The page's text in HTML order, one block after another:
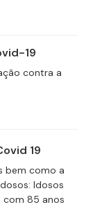
19
contra a
19
bem como a
Idosos
com 85 anos